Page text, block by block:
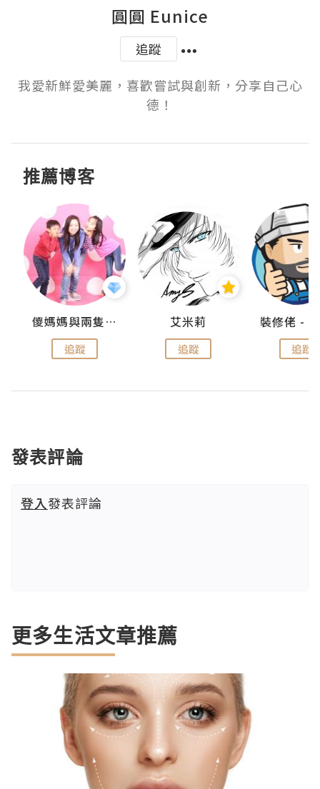
圓圓 Eunice
追蹤
我愛新鮮愛美麗，喜歡嘗試與創新，分享自己心
德！
推薦博客
儍媽媽與兩隻小魔怪之家
追蹤
艾米莉
追蹤 追蹤
發表評論
登入發表評論
更多生活文章推薦